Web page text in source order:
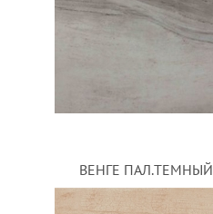
ВЕНГЕ ПАЛ.ТЕМНЫЙ